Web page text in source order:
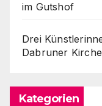
im Gutshof
Drei
Dabruner Kirche
Kategorien